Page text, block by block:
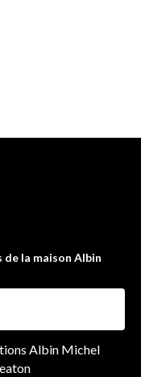
la maison Albin
Albin Michel